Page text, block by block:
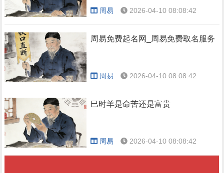
周易 2026-04-10 08:08:42
周易免费起名网_周易免费取名服务
周易 2026-04-10 08:08:42
巳时羊是命苦还是富贵
周易 2026-04-10 08:08:42